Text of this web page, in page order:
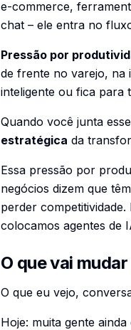
e-commerce,
chat – ele entra no
Pressão por
de frente no varejo, na
inteligente ou fica para
Quando você junta
estratégica da
Essa pressão por
negócios dizem que têm
perder
colocamos agentes de
O que vai
O que eu vejo,
Hoje: muita gente ainda